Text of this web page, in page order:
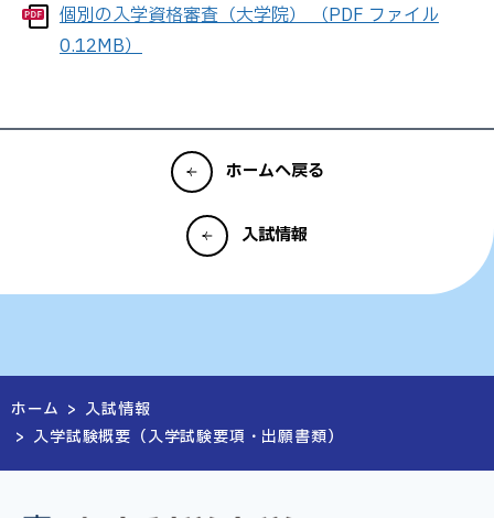
個別の入学資格審査（大学院） （PDF ファイル
0.12MB）
入試情報
ホームへ戻る
ホーム > 入試情報
> 入学試験概要（入学試験要項・出願書類）